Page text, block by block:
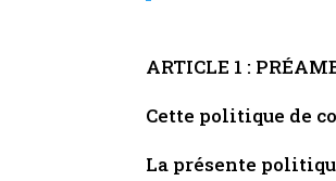
ARTICLE 1 :
Cette politique de
La présente